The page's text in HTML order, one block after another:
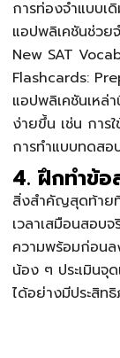
การท่องจำแบบเ
แอปพลิเคชันช่วย
New SAT
Flashcards:
แอปพลิเคชันเหล่
ง่ายขึ้น เช่น การ
การทำแบบทดสอ
4. ฝึกทำข้อ
สิ่งสำคัญสุดท้าย
เวลาเสมือนสอบ
ความพร้อมก่อนล
น้อง ๆ ประเมินจุ
ได้อย่างมีประสิท